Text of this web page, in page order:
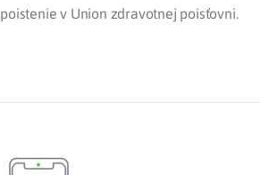
v Union zdravotnej poisťovni.